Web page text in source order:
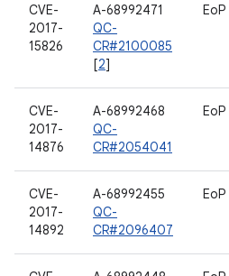
CVE-
2017-
15826
A-68992471
QC-
CR#2100085
[2]
EoP
CVE-
2017-
14876
A-68992468
QC-
CR#2054041
EoP
CVE-
2017-
14892
A-68992455
QC-
CR#2096407
EoP